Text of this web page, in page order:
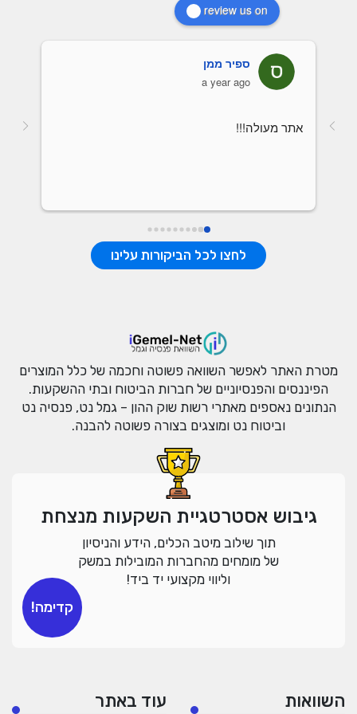
review us on
ספיר ממן
a year ago
אתר מעולה!!!
לחצו לכל הביקורות עלינו
מטרת האתר לאפשר השוואה פשוטה וחכמה של כלל המוצרים
הפיננסים והפנסיוניים של חברות הביטוח ובתי ההשקעות.
הנתונים נאספים מאתרי רשות שוק ההון – גמל נט, פנסיה נט
וביטוח נט ומוצגים בצורה פשוטה להבנה.
גיבוש אסטרטגיית השקעות מנצחת
תוך שילוב מיטב הכלים, הידע והניסיון
של מומחים מהחברות המובילות במשק
וליווי מקצועי יד ביד!
קדימה!
השוואות עוד באתר